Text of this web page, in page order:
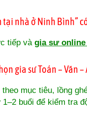
tại nhà ở Ninh Bình”
tiếp và gia sư
gia sư Toán – Văn
mục tiêu, lồng
buổi để kiểm tra